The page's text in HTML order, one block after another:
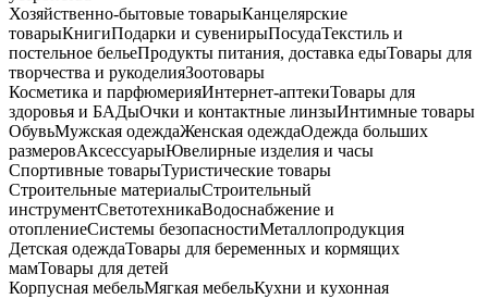
Хозяйственно-бытовые товарыКанцелярские
товарыКнигиПодарки и сувенирыПосудаТекстиль и
постельное бельеПродукты питания, доставка едыТовары для
творчества и рукоделияЗоотовары
Косметика и парфюмерияИнтернет-аптекиТовары для
здоровья и БАДыОчки и контактные линзыИнтимные товары
ОбувьМужская одеждаЖенская одеждаОдежда больших
размеровАксессуарыЮвелирные изделия и часы
Спортивные товарыТуристические товары
Строительные материалыСтроительный
инструментСветотехникаВодоснабжение и
отоплениеСистемы безопасностиМеталлопродукция
Детская одеждаТовары для беременных и кормящих
мамТовары для детей
Корпусная мебельМягкая мебельКухни и кухонная